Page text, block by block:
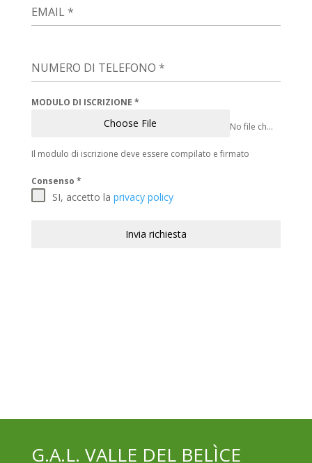
EMAIL*
NUMERO DI TELEFONO *
MODULO DI ISCRIZIONE *
Choose File No file chosen
Il modulo di iscrizione deve essere compilato e firmato
Consenso *
SI, accetto la privacy policy
Invia richiesta
G.A.L. VALLE DEL BELÌCE